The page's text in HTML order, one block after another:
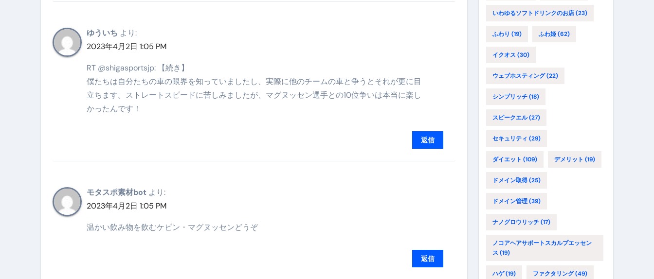
ゆういち より:
2023年4月2日 1:05 PM
RT @shigasportsjp: 【続き】
僕たちは自分たちの車の限界を知っていましたし、実際に他のチームの車と争うとそれが更に目
立ちます。ストレートスピードに苦しみましたが、マグヌッセン選手との10位争いは本当に楽し
かったんです！
返信
モタスポ素材bot より:
2023年4月2日 1:05 PM
温かい飲み物を飲むケビン・マグヌッセンどうぞ
返信
いわゆるソフトドリンクのお店(23)
ふわり (19) ふわ姫(62)
イクオス (30)
ウェブホスティング(22)
シンプリッチ(18)
スピークエル(27)
セキュリティ (29)
ダイエット (109) デメリット (19)
ドメイン取得(25)
ドメイン管理(39)
ナノグロウリッチ(17)
ノコアヘアサポートスカルプエッセン
ス (19)
ハゲ(19) ファクタリング(49)